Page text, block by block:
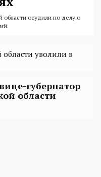
области осудили по делу о
области уволили в
губернатор
области